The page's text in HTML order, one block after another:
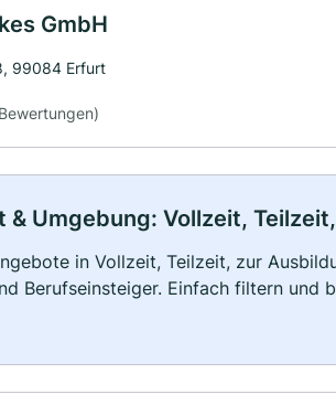
GmbH
99084 Erfurt
& Umgebung: Vollzeit,
in Vollzeit, Teilzeit, zur
Berufseinsteiger. Einfach filtern und